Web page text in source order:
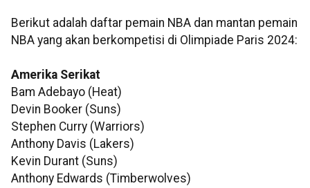
Berikut adalah daftar pemain NBA dan mantan pemain
NBA yang akan berkompetisi di Olimpiade Paris 2024:
Amerika Serikat
Bam Adebayo (Heat)
Devin Booker (Suns)
Stephen Curry (Warriors)
Anthony Davis (Lakers)
Kevin Durant (Suns)
Anthony Edwards (Timberwolves)